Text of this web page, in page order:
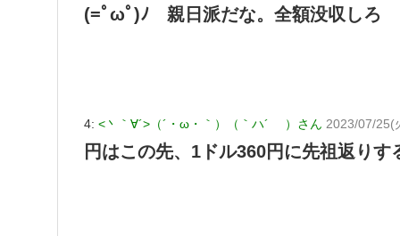
(=ﾟωﾟ)ﾉ 親日派だな。全額没収しろ
4: <丶｀∀´>（´・ω・｀）（｀ハ´ ）さん 2023/07/25(
円はこの先、1ドル360円に先祖返り